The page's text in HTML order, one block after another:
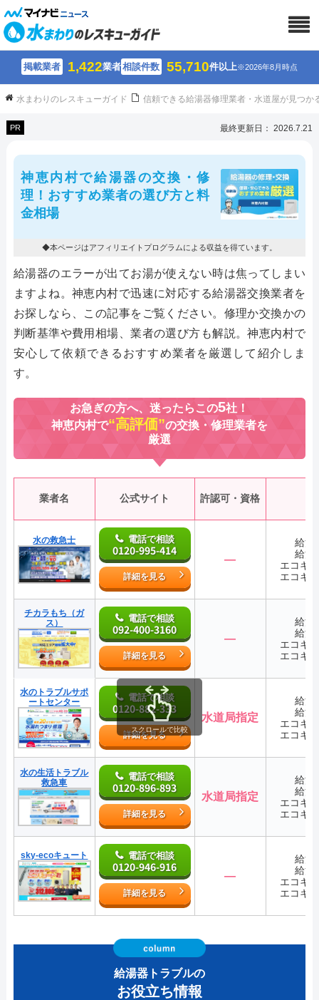
掲載業者 1,422業者相談件数 55,710件以上※2026年8月時点
水まわりのレスキューガイド 信頼できる給湯器修理業者・水道屋が見つか
PR 最終更新日： 2026.7.21
神恵内村で給湯器の交換・修
理！おすすめ業者の選び方と料
金相場
◆本ページはアフィリエイトプログラムによる収益を得ています。
給湯器のエラーが出てお湯が使えない時は焦ってしまい
ますよね。神恵内村で迅速に対応する給湯器交換業者を
お探しなら、この記事をご覧ください。修理か交換かの
判断基準や費用相場、業者の選び方も解説。神恵内村で
安心して依頼できるおすすめ業者を厳選して紹介しま
す。
お急ぎの方へ、迷ったらこの5社！
神恵内村で“高評価”の交換・修理業者を
厳選
業者名 公式サイト 許認可・資格
水の救急士 電話で相談
0120-995-414
詳細を見る
―
給湯
給湯
エコキ
エコキ
チカラもち（ガ
ス）
電話で相談
092-400-3160
詳細を見る
―
給湯
給湯
エコキ
エコキ
水のトラブルサポ
ートセンター
電話で相談
0120-882-333
詳細を見る
水道局指定
給湯
給湯
エコキ
エコキ
水の生活トラブル
救急車
電話で相談
0120-896-893
詳細を見る
水道局指定
給湯
給湯
エコキ
エコキ
sky-ecoキュート 電話で相談
0120-946-916
詳細を見る
―
給湯
給湯
エコキ
エコキ
スクロールで比較
給湯器トラブルの
お役立ち情報